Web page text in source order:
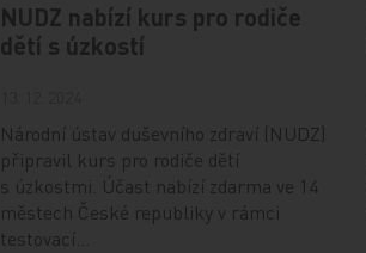
NUDZ nabízí kurs pro rodiče
dětí s úzkostí
Národní ústav duševního zdraví (NUDZ)
připravil kurs pro rodiče dětí
s úzkostmi. Účast nabízí zdarma ve 14
městech České republiky v rámci
testovací…